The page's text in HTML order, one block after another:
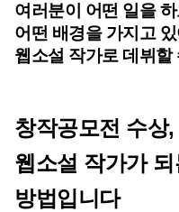
여러분이 어떤 일을
어떤 배경을 가지고
웹소설 작가로 데뷔할
창작공모전 수상,
웹소설 작가가
방법입니다